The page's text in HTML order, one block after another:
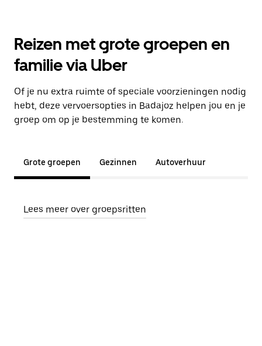
Reizen met grote groepen en
familie via Uber
Of je nu extra ruimte of speciale voorzieningen nodig
hebt, deze vervoersopties in Badajoz helpen jou en je
groep om op je bestemming te komen.
Grote groepen Gezinnen Autoverhuur
Lees meer over groepsritten